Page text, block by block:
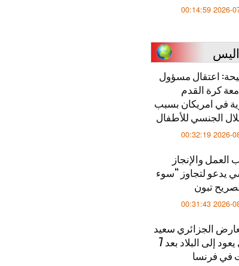
2026-07-25
اعتقال مسؤول
كرة القدم
في امريكان بسبب
الجنسي للأطفال
2026-08-09
والإنجاز
يدعو لتجاوز “سوء
تبون
2026-08-06
الجزائري سعيد
سعدي يعود إلى البلاد بعد 7
في فرنسا